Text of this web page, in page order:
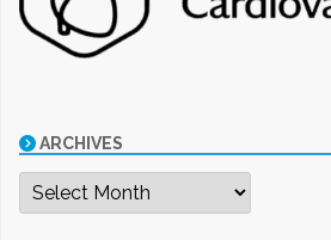
ARCHIVES
Archives